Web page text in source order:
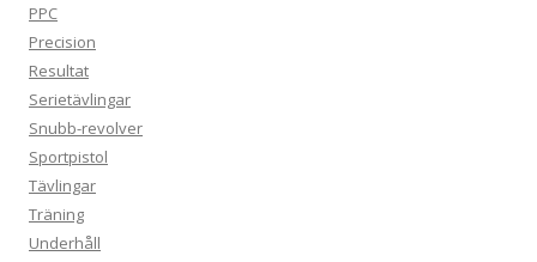
PPC
Precision
Resultat
Serietävlingar
Snubb-revolver
Sportpistol
Tävlingar
Träning
Underhåll